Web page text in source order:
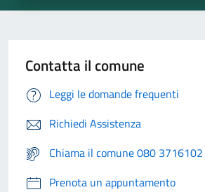
Contatta il comune
Leggi le domande frequenti
Richiedi Assistenza
Chiama il comune 080 3716102
Prenota un appuntamento